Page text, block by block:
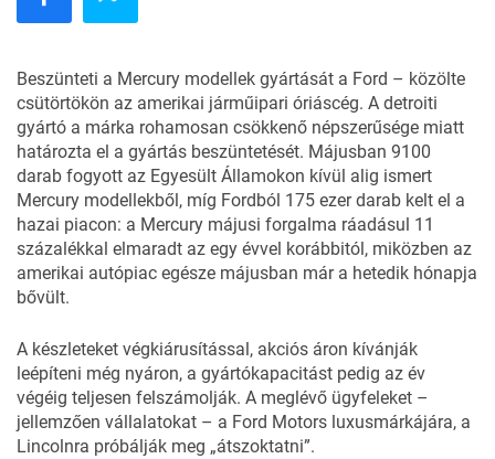
Beszünteti a Mercury modellek gyártását a Ford – közölte
csütörtökön az amerikai járműipari óriáscég. A detroiti
gyártó a márka rohamosan csökkenő népszerűsége miatt
határozta el a gyártás beszüntetését. Májusban 9100
darab fogyott az Egyesült Államokon kívül alig ismert
Mercury modellekből, míg Fordból 175 ezer darab kelt el a
hazai piacon: a Mercury májusi forgalma ráadásul 11
százalékkal elmaradt az egy évvel korábbitól, miközben az
amerikai autópiac egésze májusban már a hetedik hónapja
bővült.
A készleteket végkiárusítással, akciós áron kívánják
leépíteni még nyáron, a gyártókapacitást pedig az év
végéig teljesen felszámolják. A meglévő ügyfeleket –
jellemzően vállalatokat – a Ford Motors luxusmárkájára, a
Lincolnra próbálják meg „átszoktatni”.